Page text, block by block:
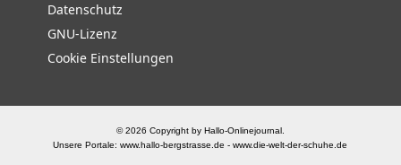
Datenschutz
GNU-Lizenz
Cookie Einstellungen
© 2026 Copyright by Hallo-Onlinejournal.
Unsere Portale:www.hallo-bergstrasse.de -www.die-welt-der-schuhe.de